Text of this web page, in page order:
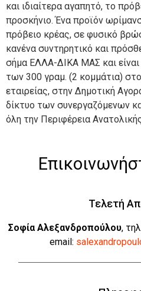
και ιδιαίτερα αγαπητό, το
προσκήνιο. Ένα προϊόν
πρόβειο κρέας, σε φυσικό
κανένα συντηρητικό και
σήμα ΕΛΛΑ-ΔΙΚΑ ΜΑΣ και είναι
των 300 γραμ. (2 κομμάτια)
εταιρείας, στην Δημοτική
δίκτυο των συνεργαζόμενων
όλη την Περιφέρεια
Τελετή
Σοφία Αλεξανδροπούλου,
email: